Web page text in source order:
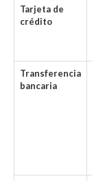
Tarjeta de
crédito
Transferencia
bancaria